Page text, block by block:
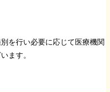
を行い必要に応じて医療機関
ます。